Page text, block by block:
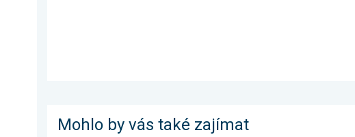
Mohlo by vás také zajímat